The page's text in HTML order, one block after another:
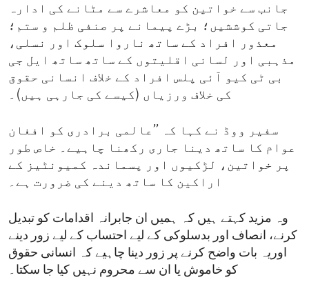
جانب سے خواتین کو معاشرے سے مٹانے کی ادارہ
جاتی کوششیں؛ بڑے پیمانے پر صنفی ظلم و ستم؛
معذور افراد کے ساتھ ناروا سلوک اور نسلی،
مذہبی اور لسانی اقلیتوں کے ساتھ ساتھ ایل جی
بی ٹی کیو آئی پلس افراد کے خلاف انسانی حقوق
کی خلاف ورزیاں (کیسے کی جارہی ہیں)۔
سفیر ووڈ نے کہا کہ ’’عالمی برادری کو افغان
عوام کا ساتھ دینا جاری رکھنا چاہیے۔ خاص طور
پر خواتین، لڑکیوں اور پسماندہ کمیونٹیز کے
اراکین کا ساتھ دینے کی ضرورت ہے۔
وہ مزید کہتے ہیں کہ ہمیں ان جابرانہ اقدامات کو تبدیل
کرنے، انصاف اور بدسلوکی کے لیے احتساب کے لیے زور دینے
اوریہ بات واضح کرنے پر زور دینا چاہیے کہ انسانی حقوق
کو خاموش یا ان سے محروم نہیں کیا جا سکتا۔